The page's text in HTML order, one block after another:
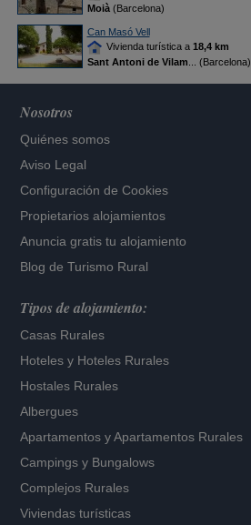
Moià(Barcelona)
Can Masó Vell
Vivienda turística a 18,4 km
Sant Antoni de Vilam ... (Barcelona)
Nosotros
Quiénes somos
Aviso Legal
Configuración de Cookies
Propietarios alojamientos
Anuncia gratis tu alojamiento
Blog de Turismo Rural
Tipos de alojamiento:
Casas Rurales
Hoteles y Hoteles Rurales
Hostales Rurales
Albergues
Apartamentos yApartamentos Rurales
Campings y Bungalows
Complejos Rurales
Viviendas turísticas